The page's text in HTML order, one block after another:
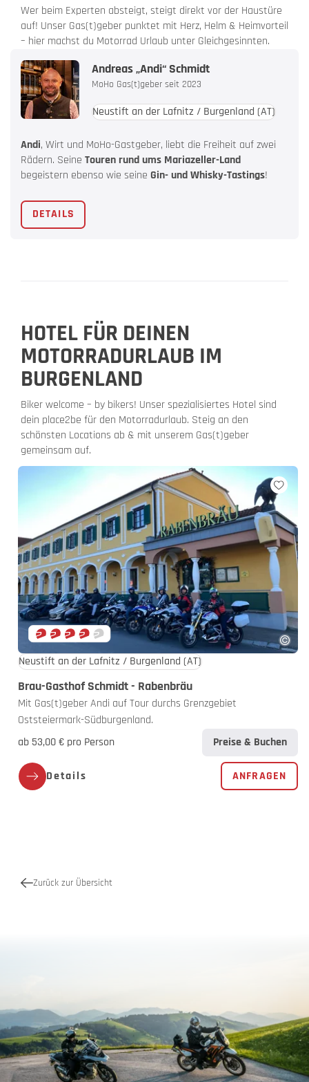
Wer beim Experten absteigt, steigt direkt vor der Haustüre
auf! Unser Gas(t)geber punktet mit Herz, Helm & Heimvorteil
– hier machst du Motorrad Urlaub unter Gleichgesinnten.
Andreas „Andi“ Schmidt
MoHo Gas(t)geber seit 2023
Neustift an der Lafnitz / Burgenland (AT)
Andi, Wirt und MoHo-Gastgeber, liebt die Freiheit auf zwei
Rädern. Seine Touren rund ums Mariazeller-Land
begeistern ebenso wie seine Gin- und Whisky-Tastings!
DETAILS
HOTEL FÜR DEINEN
MOTORRADURLAUB IM
BURGENLAND
Biker welcome – by bikers! Unser spezialisiertes Hotel sind
dein place2be für den Motorradurlaub. Steig an den
schönsten Locations ab & mit unserem Gas(t)geber
gemeinsam auf.
Neustift an der Lafnitz / Burgenland (AT)
Brau-Gasthof Schmidt - Rabenbräu
Mit Gas(t)geber Andi auf Tour durchs Grenzgebiet
Oststeiermark-Südburgenland.
ab 53,00 € pro Person
Preise & Buchen
Details ANFRAGEN
Zurück zur Übersicht